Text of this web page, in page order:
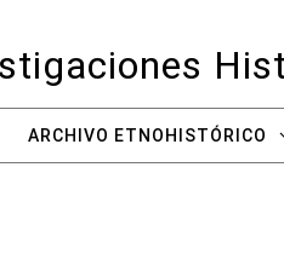
ARCHIVO ETNOHISTÓRICO